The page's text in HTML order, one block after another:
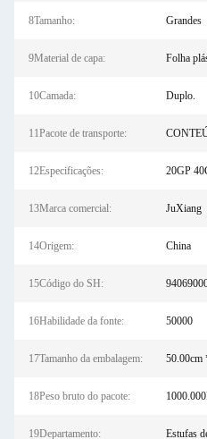
8Tamanho: Grandes
9Material de capa: Folha
10Camada: Duplo.
11Pacote de transporte:
12Especificações: 20GP
13Marca comercial: JuXiang
14Origem: China
15Código do SH:
16Habilidade da fonte: 50000
17Tamanho da embalagem: 50.00cm
18Peso bruto do pacote:
19Departamento: Estufas